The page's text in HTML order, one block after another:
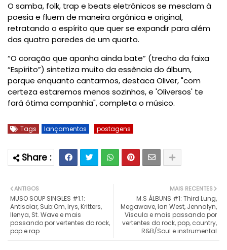
O samba, folk, trap e beats eletrônicos se mesclam à
poesia e fluem de maneira orgânica e original,
retratando o espírito que quer se expandir para além
das quatro paredes de um quarto.
“O coração que apanha ainda bate” (trecho da faixa
“Espírito”) sintetiza muito da essência do álbum,
porque enquanto cantarmos, destaca Oliver, "com
certeza estaremos menos sozinhos, e 'Oliversos' te
fará ótima companhia", completa o músico.
Tags lançamentos postagens
MAIS RECENTES
M.S ÁLBUNS #1: Third Lung,
Megawave, Ian West, Jennalyn,
Viscula e mais passando por
vertentes do rock, pop, country,
R&B/Soul e instrumental
ANTIGOS
MUSO SOUP SINGLES #1.1:
Antisolar, Sub:Om, Irys, Kritters,
Ilenya, St. Wave e mais
passando por vertentes do rock,
pop e rap